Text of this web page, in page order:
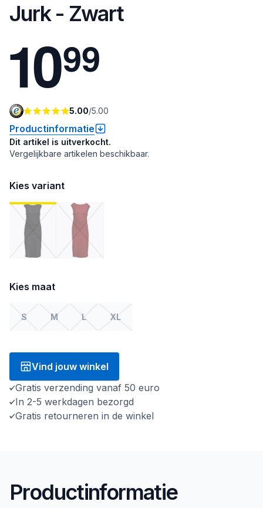
Jurk - Zwart
1099
5.00/5.00
Productinformatie
Dit artikel is uitverkocht.
Vergelijkbare artikelen beschikbaar.
Kies variant
Kies maat
S M L XL
Vind jouw winkel
Gratis verzending vanaf 50 euro
In 2-5 werkdagen bezorgd
Gratis retourneren in de winkel
Productinformatie